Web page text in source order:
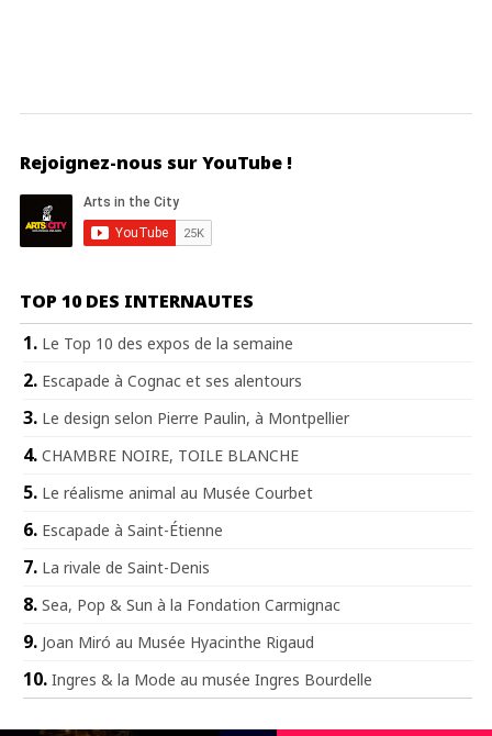
Rejoignez-nous sur YouTube !
TOP 10 DES INTERNAUTES
Le Top 10 des expos de la semaine
Escapade à Cognac et ses alentours
Le design selon Pierre Paulin, à Montpellier
CHAMBRE NOIRE, TOILE BLANCHE
Le réalisme animal au Musée Courbet
Escapade à Saint-Étienne
La rivale de Saint-Denis
Sea, Pop & Sun à la Fondation Carmignac
Joan Miró au Musée Hyacinthe Rigaud
Ingres & la Mode au musée Ingres Bourdelle